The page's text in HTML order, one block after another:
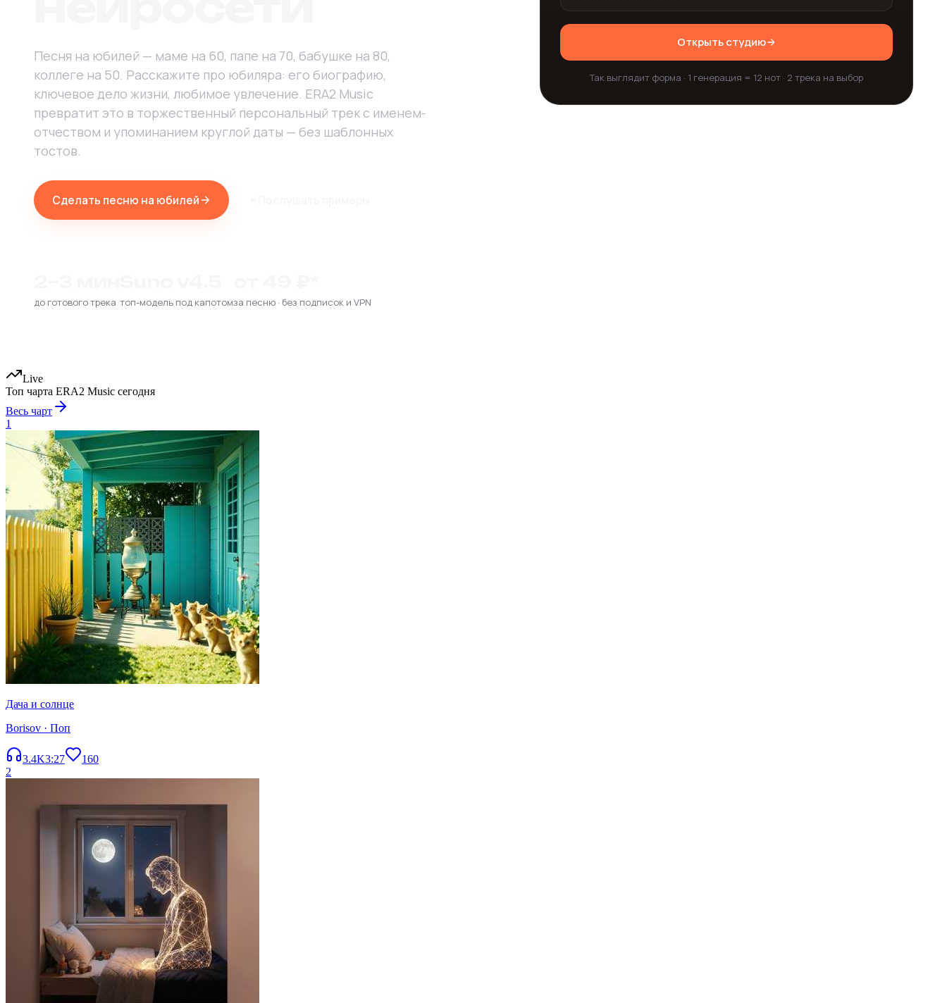
Песня на юбилей — маме на 60, папе на 70, бабушке на 80,
коллеге на 50. Расскажите про юбиляра: его биографию,
ключевое дело жизни, любимое увлечение. ERA2 Music
превратит это в торжественный персональный трек с именем-
отчеством и упоминанием круглой даты — без шаблонных
тостов.
Сделать песню на юбилей
до готового трека топ-модель под капотомза песню · без подписок и VPN
Открыть студию
Так выглядит форма · 1 генерация = 12 нот · 2 трека на выбор
Live
Топ чарта ERA2 Music сегодня
Весь чарт
1
Дача и солнце
Borisov · Поп
3.4K3:27
160
2